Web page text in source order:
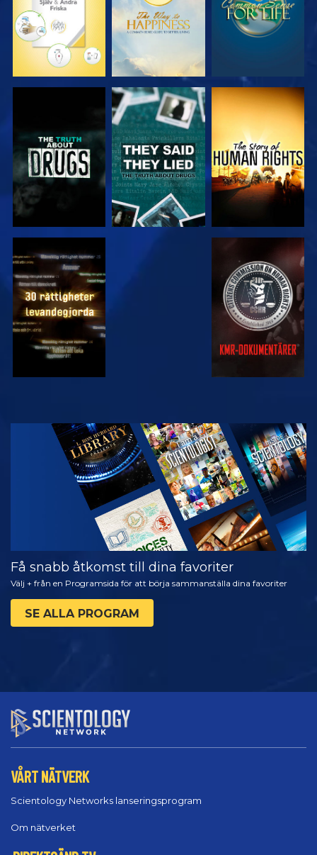
TITTA TITTA
TITTA TITTA
TITTA
UTFORSKA
SERIEN
Få snabb åtkomst till dina favoriter
Välj + från en Programsida för att börja sammanställa dina favoriter
SE ALLA PROGRAM
VÅRT NÄTVERK
Scientology Networks lanseringsprogram
Om nätverket